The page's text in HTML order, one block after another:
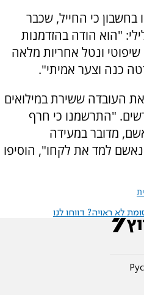
בחשבון כי החייל, שכבר
"הוא הודה בהזדמנות
ונטל אחריות מלאה
כנה וצער אמיתי".
העובדה ששירת במילואים
"התרשמנו כי חרף
מדובר במעידה
למד את לקחו", הוסיפו
לא ראויה? דווחו לנו